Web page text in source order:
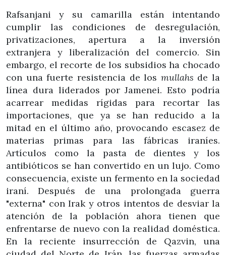
Rafsanjani y su camarilla están intentando
cumplir las condiciones de desregulación,
privatizaciones, apertura a la inversión
extranjera y liberalización del comercio. Sin
embargo, el recorte de los subsidios ha chocado
con una fuerte resistencia de los mullahs de la
línea dura liderados por Jamenei. Esto podría
acarrear medidas rígidas para recortar las
importaciones, que ya se han reducido a la
mitad en el último año, provocando escasez de
materias primas para las fábricas iraníes.
Artículos como la pasta de dientes y los
antibióticos se han convertido en un lujo. Como
consecuencia, existe un fermento en la sociedad
iraní. Después de una prolongada guerra
"externa" con Irak y otros intentos de desviar la
atención de la población ahora tienen que
enfrentarse de nuevo con la realidad doméstica.
En la reciente insurrección de Qazvin, una